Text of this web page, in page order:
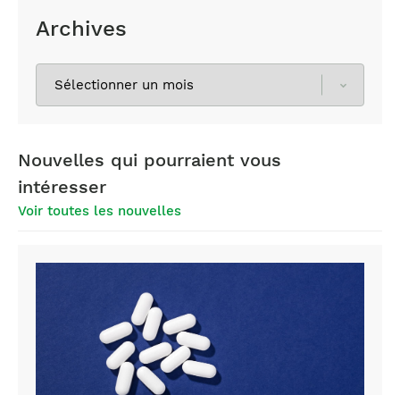
Archives
Nouvelles qui pourraient vous
intéresser
Voir toutes les nouvelles